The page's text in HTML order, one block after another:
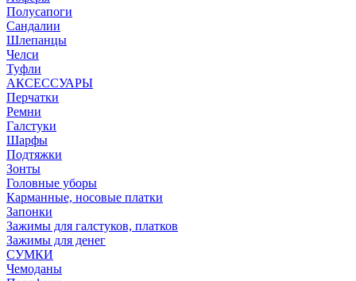
Полусапоги
Сандалии
Шлепанцы
Челси
Туфли
АКСЕССУАРЫ
Перчатки
Ремни
Галстуки
Шарфы
Подтяжки
Зонты
Головные уборы
Карманные, носовые платки
Запонки
Зажимы для галстуков, платков
Зажимы для денег
СУМКИ
Чемоданы